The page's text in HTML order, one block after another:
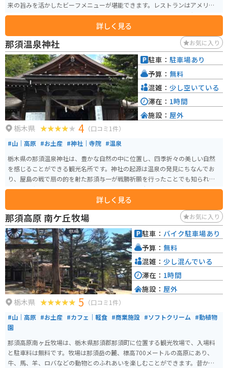
来の旨みを活かしたビーフメニューが堪能できます。レストランはアメリカ
牛を中心に提供しており、その中でも特にサイズが150gの「ケネディー・カ
ット」から1kgの「ビルゲイツ・カット」まで個性的なメニューがありありま
す。お洒落で落ち着きあるレトロモダンアメリカの店内で、流れるブルース
とともに、ゆったりとした時間を過ごせる空間になっています。 営業時間は
ランチが11:30～15:00、ディナーが17:00～21:00です。休業日は毎週火曜日
と水曜日、そして1月中旬〜2月中旬までは冬季休業です。
詳しく見る
那須温泉神社 お気に入り
栃木県 4 （口コミ1件）
#山｜高原 #お土産 #神社｜寺院 #温泉
栃木県の那須温泉神社は、豊かな自然の中に位置し、四季折々の美しい自然
を感じることができる観光名所です。神社の起源は温泉の発見にちなんでお
り、屋島の戦で扇の的を射た那須与一が戦勝祈願を行ったことでも知られて
います。宝物殿には、那須与一ゆかりの品や乃木大将の遺品などが展示され
ているので、歴史に興味がある人も楽しめます。 那須温泉神社は、那須町の
パワースポットとしても知られており、特に1つ目の鳥居をくぐって左手にあ
るさざれ石がパワースポットとされ、触れると願いが叶うとも言われていま
す。商売繁昌、家内安全、病気平癒、身体健全、縁結びの御利益があり、那
須与一も祈願したことから必勝祈願の御利益もあるとされています。 参拝時
間は自由、ただし社務所の開けている時間は9時から16時までとなっていま
す。定休日は特になく、目の前に温泉街の広い駐車場があります。歩いて行け
るところに観光名所「殺生石」がありますので、合わせて訪れる人がほとん
どです。鳥居前に足湯もあります。
詳しく見る
駐車： 駐車場あり
予算： 無料
混雑： 少し空いている
滞在： 1時間
施設： 屋外
那須高原 南ケ丘牧場 お気に入り
栃木県 5 （口コミ1件）
#山｜高原 #お土産 #カフェ｜軽食 #商業施設 #ソフトクリーム #動植物
園
那須高原南ヶ丘牧場は、栃木県那須郡那須町に位置する観光牧場で、入場料
と駐車料は無料です。牧場は那須岳の麓、標高700メートルの高原にあり、
牛、馬、羊、ロバなどの動物とのふれあいを楽しむことができます。昔から
駐車： バイク駐車場あり
予算： 無料
混雑： 少し混んでいる
滞在： 1時間
施設： 屋外